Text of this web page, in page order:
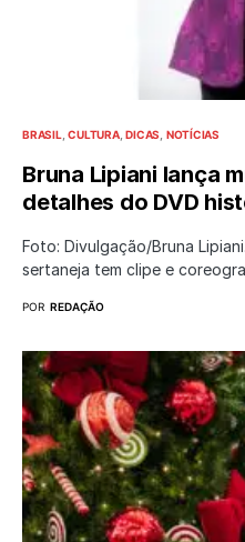
BRASIL CULTURA DICAS NOTÍCIAS
Bruna Lipiani lança
detalhes do DVD
Foto: Divulgação/Bruna
sertaneja tem clipe e
POR REDAÇÃO